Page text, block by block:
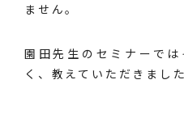
ません。
園田先生のセミナーで
く、教えていただきました